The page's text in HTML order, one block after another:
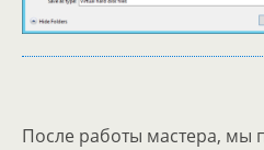
После работы мастера, мы